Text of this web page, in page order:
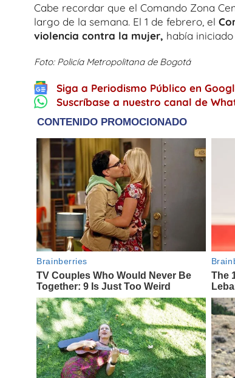
Cabe recordar que el Comando Zona
largo de la semana. El 1 de febrero, el
violencia contra la mujer, había
Foto: Policía Metropolitana de Bogotá
Siga a Periodismo Público en
Suscríbase a nuestro canal de